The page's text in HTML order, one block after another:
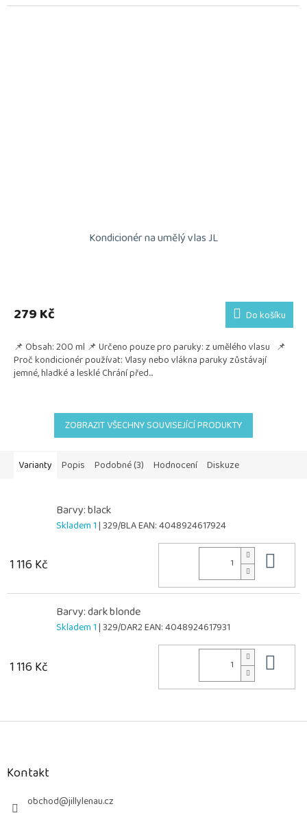
Kondicionér na umělý vlas JL
produktu
je
z
5
hvězdiček.
279 Kč Do košíku
📌 Obsah: 200 ml 📌 Určeno pouze pro paruky: z umělého vlasu 📌
Proč kondicionér používat: Vlasy nebo vlákna paruky zůstávají
jemné, hladké a lesklé Chrání před...
ZOBRAZIT VŠECHNY SOUVISEJÍCÍ PRODUKTY
Varianty Popis Podobné (3) Hodnocení Diskuze
Barvy: black
Skladem 1| 329/BLAEAN:4048924617924
1 116 Kč
Barvy: dark blonde
Skladem 1| 329/DAR2EAN:4048924617931
1 116 Kč
Z
Kontakt
obchod@jillylenau.cz